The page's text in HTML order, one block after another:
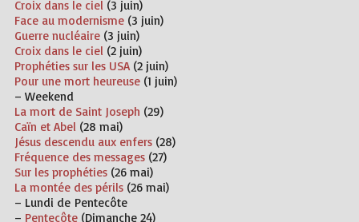
Croix dans le ciel (3 juin)
Face au modernisme(3 juin)
Guerre nucléaire(3 juin)
Croix dans le ciel (2 juin)
Prophéties sur les USA(2 juin)
Pour une mort heureuse(1 juin)
– Weekend
La mort de Saint Joseph (29)
Caïn et Abel (28 mai)
Jésus descendu aux enfers(28)
Fréquence des messages(27)
Sur les prophéties(26 mai)
La montée des périls(26 mai)
– Lundi de Pentecôte
– Pentecôte (Dimanche 24)